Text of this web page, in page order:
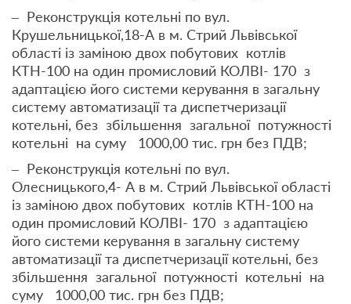
– Реконструкція котельні по вул.
Крушельницької,18-А в м. Стрий Львівської
області із заміною двох побутових котлів
КТН-100 на один промисловий КОЛВІ- 170 з
адаптацією його системи керування в загальну
систему автоматизації та диспетчеризації
котельні, без збільшення загальної потужності
котельні на суму 1000,00 тис. грн без ПДВ;
– Реконструкція котельні по вул.
Олесницького,4- А в м. Стрий Львівської області
із заміною двох побутових котлів КТН-100 на
один промисловий КОЛВІ- 170 з адаптацією
його системи керування в загальну систему
автоматизації та диспетчеризації котельні, без
збільшення загальної потужності котельні на
суму 1000,00 тис. грн без ПДВ;